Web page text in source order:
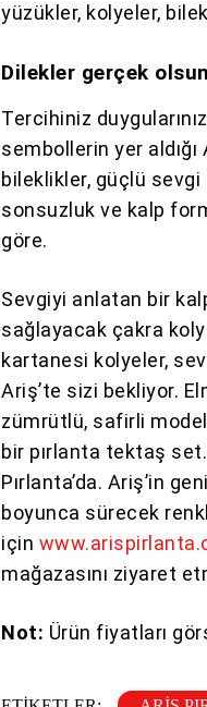
yüzükler, kolyeler,
Dilekler gerçek olsun
Tercihiniz
sembollerin yer
bileklikler, güçlü sevgi
sonsuzluk ve kalp
göre.
Sevgiyi anlatan bir
sağlayacak çakra
kartanesi kolyeler,
Ariş’te sizi bekliyor.
zümrütlü, safirli
bir pırlanta tektaş
Pırlanta’da. Ariş’in
boyunca sürecek
için
mağazasını ziyaret
Not: Ürün fiyatları